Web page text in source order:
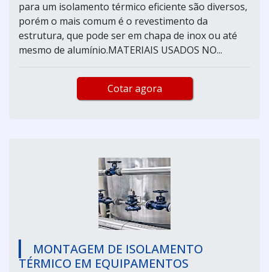
para um isolamento térmico eficiente são diversos,
porém o mais comum é o revestimento da
estrutura, que pode ser em chapa de inox ou até
mesmo de alumínio.MATERIAIS USADOS NO...
Cotar agora
MONTAGEM DE ISOLAMENTO
TÉRMICO EM EQUIPAMENTOS